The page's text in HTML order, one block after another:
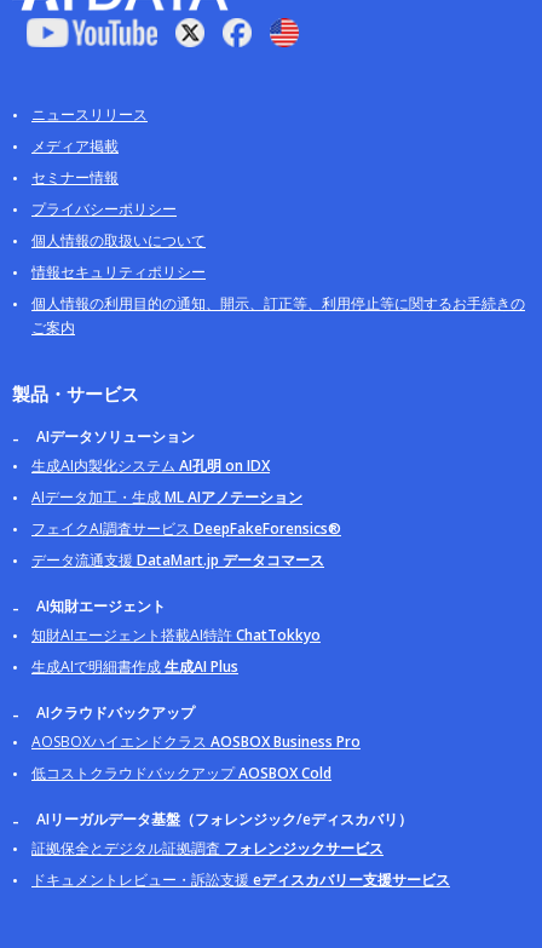
ニュースリリース
メディア掲載
セミナー情報
プライバシーポリシー
個人情報の取扱いについて
情報セキュリティポリシー
個人情報の利用目的の通知、開示、訂正等、利用停止等に関するお手続きの
ご案内
製品・サービス
AIデータソリューション
生成AI内製化システム AI孔明 on IDX
AIデータ加工・生成ML AIアノテーション
フェイクAI調査サービス DeepFakeForensics®
データ流通支援 DataMart.jp データコマース
AI知財エージェント
知財AIエージェント搭載AI特許ChatTokkyo
生成AIで明細書作成生成AI Plus
AIクラウドバックアップ
AOSBOXハイエンドクラス AOSBOX Business Pro
低コストクラウドバックアップAOSBOX Cold
AIリーガルデータ基盤（フォレンジック/eディスカバリ）
証拠保全とデジタル証拠調査 フォレンジックサービス
ドキュメントレビュー・訴訟支援 eディスカバリー支援サービス